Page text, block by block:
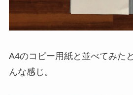
A4のコピー用紙と並べてみた
んな感じ。